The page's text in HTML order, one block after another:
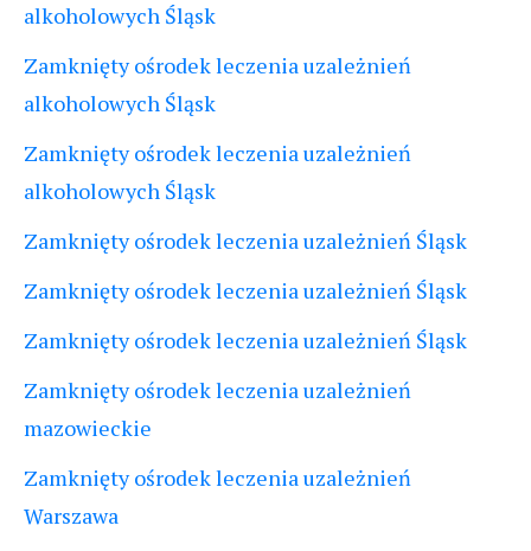
alkoholowych Śląsk
Zamknięty ośrodek leczenia uzależnień
alkoholowych Śląsk
Zamknięty ośrodek leczenia uzależnień
alkoholowych Śląsk
Zamknięty ośrodek leczenia uzależnień Śląsk
Zamknięty ośrodek leczenia uzależnień Śląsk
Zamknięty ośrodek leczenia uzależnień Śląsk
Zamknięty ośrodek leczenia uzależnień
mazowieckie
Zamknięty ośrodek leczenia uzależnień
Warszawa